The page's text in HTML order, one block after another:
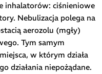
inhalatorów: ciśnieniowe
Nebulizacja polega na
aerozolu (mgły)
Tym samym
w którym działa
działania niepożądane.